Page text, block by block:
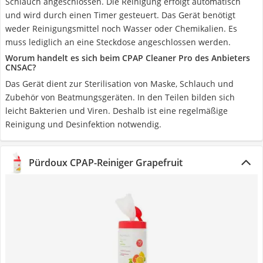
und wird durch einen Timer gesteuert. Das Gerät benötigt
weder Reinigungsmittel noch Wasser oder Chemikalien. Es
muss lediglich an eine Steckdose angeschlossen werden.
Worum handelt es sich beim CPAP Cleaner Pro des Anbieters
CNSAC?
Das Gerät dient zur Sterilisation von Maske, Schlauch und
Zubehör von Beatmungsgeräten. In den Teilen bilden sich
leicht Bakterien und Viren. Deshalb ist eine regelmäßige
Reinigung und Desinfektion notwendig.
Pürdoux CPAP-Reiniger Grapefruit